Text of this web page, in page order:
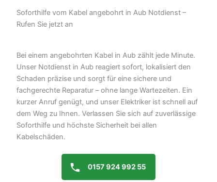
Soforthilfe vom Kabel angebohrt in Aub Notdienst –
Rufen Sie jetzt an
Bei einem angebohrten Kabel in Aub zählt jede Minute.
Unser Notdienst in Aub reagiert sofort, lokalisiert den
Schaden präzise und sorgt für eine sichere und
fachgerechte Reparatur – ohne lange Wartezeiten. Ein
kurzer Anruf genügt, und unser Elektriker ist schnell auf
dem Weg zu Ihnen. Verlassen Sie sich auf zuverlässige
Soforthilfe und höchste Sicherheit bei allen
Kabelschäden.
0157 924 992 55